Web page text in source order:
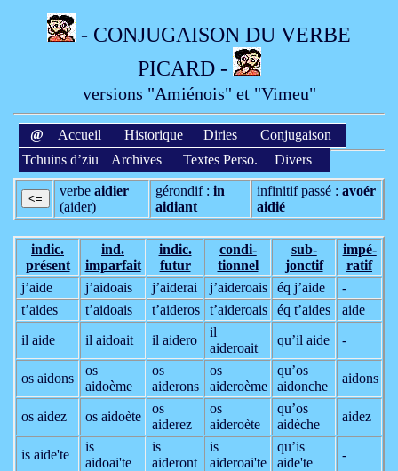
- CONJUGAISON DU VERBE
PICARD -
versions "Amiénois" et "Vimeu"
@ Accueil Historique Diries
Conjugaison
Tchuins d’ziu
Archives Textes Perso. Divers
verbe aidier
(aider)
gérondif : in
aidiant
infinitif passé : avoér
aidié
indic.
présent
ind.
imparfait
indic.
futur
condi­
tionnel
sub­
jonctif
impé­
ratif
j’aide
j’aidoais j’aiderai j’aideroais éq j’aide
-
t’aides
t’aidoais t’aideros t’aideroais éq t’aides
aide
il aide
il aidoait il aidero
il
aideroait
qu’il aide -
os aidons
os
aidoème
os
aiderons
os
aideroème
qu’os
aidonche
aidons
os aidez os aidoète
os
aiderez
os
aideroète
qu’os
aidèche
aidez
is aide'te
is
aidoai'te
is
aideront
is
aideroai'te
qu’is
aide'te
-